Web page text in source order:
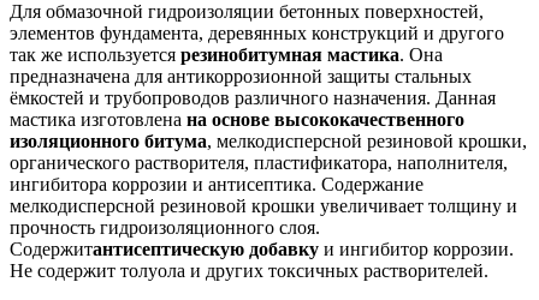
Для обмазочной гидроизоляции бетонных поверхностей,
элементов фундамента, деревянных конструкций и другого
так же используется резинобитумная мастика. Она
предназначена для антикоррозионной защиты стальных
ёмкостей и трубопроводов различного назначения. Данная
мастика изготовлена на основе высококачественного
изоляционного битума, мелкодисперсной резиновой крошки,
органического растворителя, пластификатора, наполнителя,
ингибитора коррозии и антисептика. Содержание
мелкодисперсной резиновой крошки увеличивает толщину и
прочность гидроизоляционного слоя.
Содержитантисептическую добавку и ингибитор коррозии.
Не содержит толуола и других токсичных растворителей.